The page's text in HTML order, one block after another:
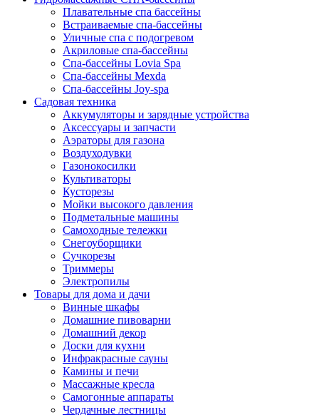
Плавательные спа бассейны
Встраиваемые спа-бассейны
Уличные спа с подогревом
Акриловые спа-бассейны
Спа-бассейны Lovia Spa
Спа-бассейны Mexda
Спа-бассейны Joy-spa
Садовая техника
Аккумуляторы и зарядные устройства
Аксессуары и запчасти
Аэраторы для газона
Воздуходувки
Газонокосилки
Культиваторы
Кусторезы
Мойки высокого давления
Подметальные машины
Самоходные тележки
Снегоуборщики
Сучкорезы
Триммеры
Электропилы
Товары для дома и дачи
Винные шкафы
Домашние пивоварни
Домашний декор
Доски для кухни
Инфракрасные сауны
Камины и печи
Массажные кресла
Самогонные аппараты
Чердачные лестницы